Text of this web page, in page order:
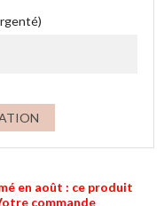
en août : ce produit
commande